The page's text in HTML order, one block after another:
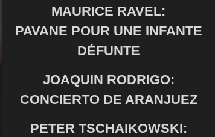
MAURICE RAVEL:
PAVANE POUR UNE INFANTE
DÉFUNTE
JOAQUIN RODRIGO:
CONCIERTO DE ARANJUEZ
PETER TSCHAIKOWSKI: